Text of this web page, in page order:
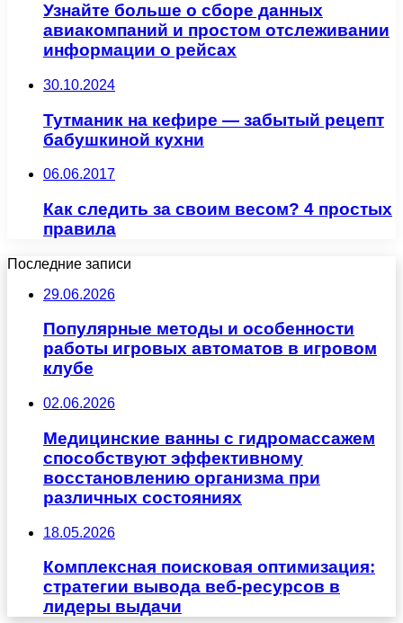
Узнайте больше о сборе данных
авиакомпаний и простом отслеживании
информации о рейсах
30.10.2024
Тутманик на кефире — забытый рецепт
бабушкиной кухни
06.06.2017
Как следить за своим весом? 4 простых
правила
Последние записи
29.06.2026
Популярные методы и особенности
работы игровых автоматов в игровом
клубе
02.06.2026
Медицинские ванны с гидромассажем
способствуют эффективному
восстановлению организма при
различных состояниях
18.05.2026
Комплексная поисковая оптимизация:
стратегии вывода веб-ресурсов в
лидеры выдачи